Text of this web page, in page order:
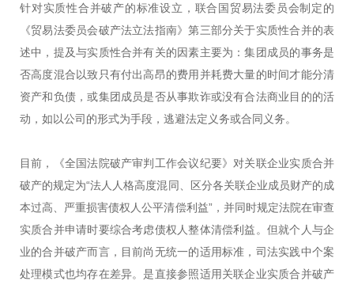
针对实质性合并破产的标准设立，联合国贸易法委员会制定的
《贸易法委员会破产法立法指南》第三部分关于实质性合并的表
述中，提及与实质性合并有关的因素主要为：集团成员的事务是
否高度混合以致只有付出高昂的费用并耗费大量的时间才能分清
资产和负债，或集团成员是否从事欺诈或没有合法商业目的的活
动，如以公司的形式为手段，逃避法定义务或合同义务。
目前，《全国法院破产审判工作会议纪要》对关联企业实质合并
破产的规定为“法人人格高度混同、区分各关联企业成员财产的成
本过高、严重损害债权人公平清偿利益”，并同时规定法院在审查
实质合并申请时要综合考虑债权人整体清偿利益。但就个人与企
业的合并破产而言，目前尚无统一的适用标准，司法实践中个案
处理模式也均存在差异。是直接参照适用关联企业实质合并破产